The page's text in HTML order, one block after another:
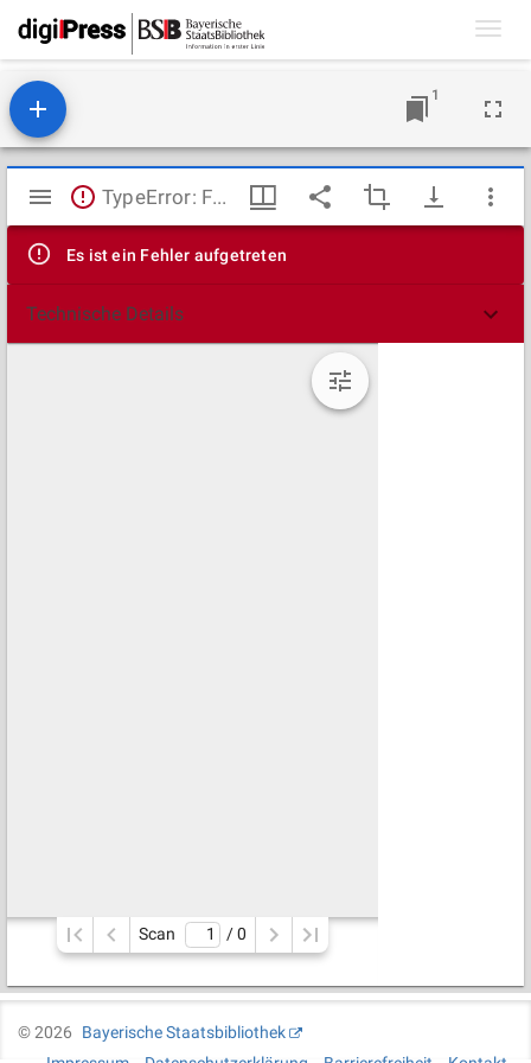
1
Mirador
Viewer
TypeError: Failed to fetch
Es ist ein Fehler aufgetreten
Technische Details
Scan / 0
©2026
Bayerische Staatsbibliothek